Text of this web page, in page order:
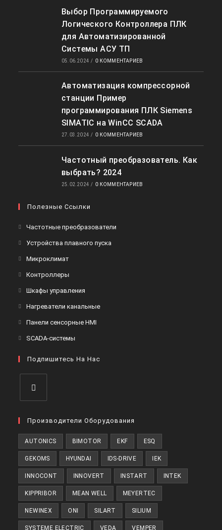
Выбор Программируемого
Логического Контроллера ПЛК
для Автоматизированной
Системы АСУ ТП
05.06.2024 / 0 КОММЕНТАРИЕВ
Автоматизация компрессорной
станции Пример
программирования ПЛК Siemens
SIMATIC на WinCC SCADA
27.03.2024 / 0 КОММЕНТАРИЕВ
Частотный преобразователь. Как
выбрать? 2024
25.02.2024 / 0 КОММЕНТАРИЕВ
Полезные Ссылки
Частотные преобразователи
Устройства плавного пуска
МикроклиматОткроется
вкладке
Контроллеры
вкладке
Шкафы управления
вкладке
Нагреватели канальныеОткроется
Панели сенсорные HMI
вкладке
SCADA-системы
новой
Подпишитесь На Нас
в
вкладке
Производители Оборудования
AUTONICS BIMOTOR EKF ESQ
GEKOMS HYUNDAI IDS-DRIVE IEK
INNOCONT INNOVERT INSTART INTEK
KIPPRIBOR MEAN WELL MEYERTEC
NEWINEX ONI SILART SILIUM
SYSTEME ELECTRIC VEDA VEMPER